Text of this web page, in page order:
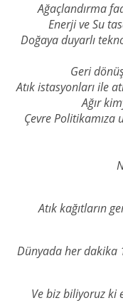
Ağaçlandırma
Enerji ve Su
Doğaya duyarlı
Geri
Atık istasyonları ile
Ağır
Çevre Politikamıza
Atık kağıtların
Dünyada her
Ve biz biliyoruz ki